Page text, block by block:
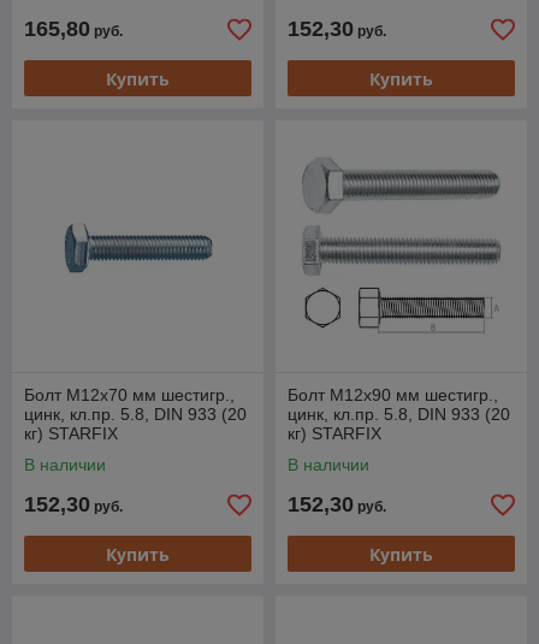
165,80 руб.
Купить
152,30 руб.
Купить
Болт М12х70 мм шестигр.,
цинк, кл.пр. 5.8, DIN 933 (20
кг) STARFIX
В наличии
152,30 руб.
Купить
Болт М12х90 мм шестигр.,
цинк, кл.пр. 5.8, DIN 933 (20
кг) STARFIX
В наличии
152,30 руб.
Купить